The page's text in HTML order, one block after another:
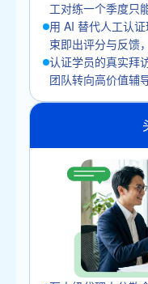
工对练一个季度只
用 AI 替代人工认
束即出评分与反馈
认证学员的真实拜
团队转向高价值辅导